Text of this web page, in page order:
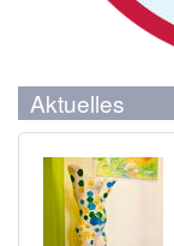
Aktuelles